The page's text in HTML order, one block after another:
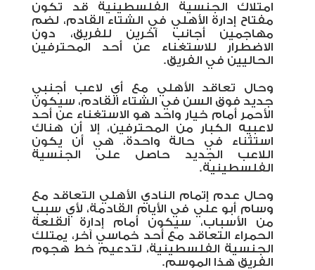
امتلاك الجنسية الفلسطينية قد تكون
مفتاح إدارة الأهلي في الشتاء القادم، لضم
مهاجمين أجانب آخرين للفريق، دون
الاضطرار للاستغناء عن أحد المحترفين
الحاليين في الفريق.
وحال تعاقد الأهلي مع أي لاعب أجنبي
جديد فوق السن في الشتاء القادم، سيكون
الأحمر أمام خيار واحد هو الاستغناء عن أحد
لاعبيه الكبار من المحترفين، إلا أن هناك
استثناء في حالة واحدة، هي أن يكون
اللاعب الجديد حاصل على الجنسية
الفلسطينية.
وحال عدم إتمام النادي الأهلي التعاقد مع
وسام أبو علي في الأيام القادمة، لأي سبب
من الأسباب، سيكون أمام إدارة القلعة
الحمراء التعاقد مع أحد خماسي آخر، يمتلك
الجنسية الفلسطينية، لتدعيم خط هجوم
الفريق هذا الموسم.